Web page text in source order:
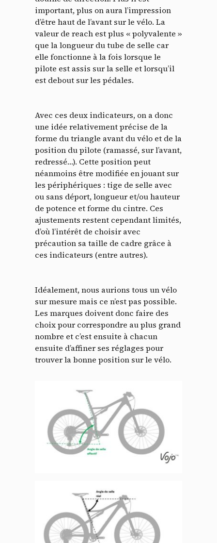
important, plus on aura l’impression
d’être haut de l’avant sur le vélo. La
valeur de reach est plus « polyvalente »
que la longueur du tube de selle car
elle fonctionne à la fois lorsque le
pilote est assis sur la selle et lorsqu’il
est debout sur les pédales.
Avec ces deux indicateurs, on a donc
une idée relativement précise de la
forme du triangle avant du vélo et de la
position du pilote (ramassé, sur l’avant,
redressé…). Cette position peut
néanmoins être modifiée en jouant sur
les périphériques : tige de selle avec
ou sans déport, longueur et/ou hauteur
de potence et forme du cintre. Ces
ajustements restent cependant limités,
d’où l’intérêt de choisir avec
précaution sa taille de cadre grâce à
ces indicateurs (entre autres).
Idéalement, nous aurions tous un vélo
sur mesure mais ce n’est pas possible.
Les marques doivent donc faire des
choix pour correspondre au plus grand
nombre et c’est ensuite à chacun
ensuite d’affiner ses réglages pour
trouver la bonne position sur le vélo.